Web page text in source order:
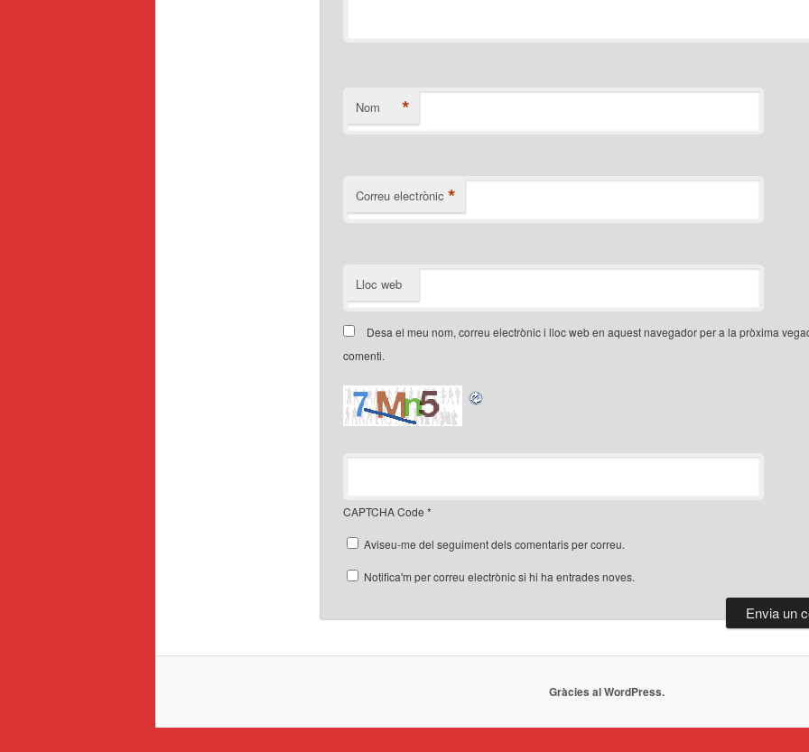
Nom *
Correu electrònic *
Lloc web
Desa el meu nom, correu electrònic i lloc web en aquest navegador per a la pròxima
comenti.
CAPTCHA Code *
Aviseu-me del seguiment dels comentaris per correu.
Notifica'm per correu electrònic si hi ha entrades noves.
Gràcies al WordPress.